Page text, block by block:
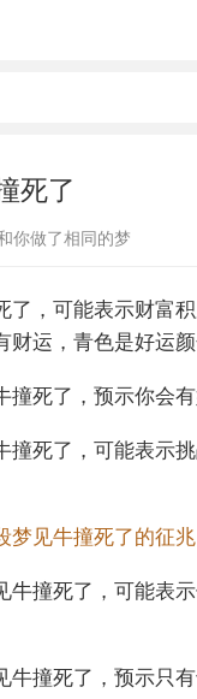
死了
你做了相同的梦
了，可能表示财富
财运，青色是好运颜
撞死了，预示你会
撞死了，可能表示
梦见牛撞死了的征兆
牛撞死了，可能表
牛撞死了，预示只